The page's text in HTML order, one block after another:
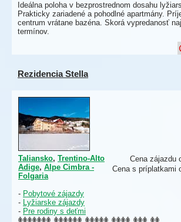
Ideálna poloha v bezprostrednom dosahu
Prakticky zariadené a pohodlné apartmány.
centrum vrátane bazéna. Skorá vypredanosť
termínov.
Rezidencia Stella
Cena zájazdu
Cena s príplatkami
Taliansko, Trentino-Alto
Adige, Alpe Cimbra -
Folgaria
- Pobytové zájazdy
- Lyžiarske zájazdy
- Pre rodiny s deťmi